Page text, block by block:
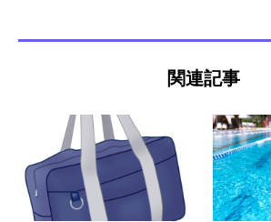
関連記事